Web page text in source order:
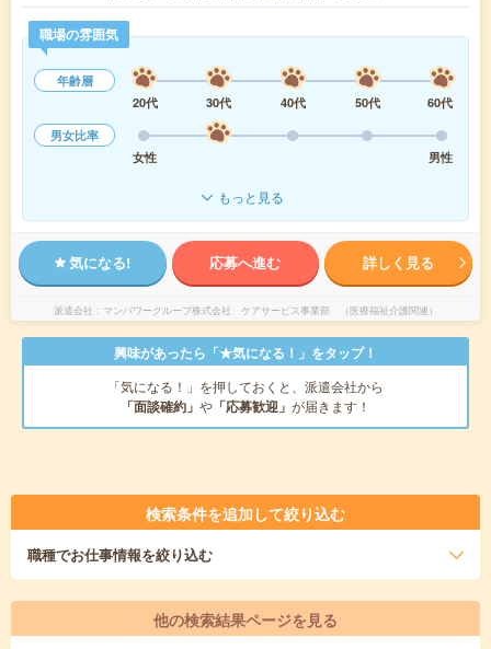
職場の雰囲気
年齢層
20代
30代 40代 50代
60代
男女比率
女性
男性
もっと見る
気になる! 応募へ進む 詳しく見る
派遣会社 マンパワーグループ株式会社 ケアサービス事業部 （医療福祉介護関連）
興味があったら「★気になる！」をタップ！
「気になる！」を押しておくと、派遣会社から
「面談確約」 や 「応募歓迎」 が届きます！
検索条件を追加して絞り込む
職種でお仕事情報を絞り込む
他の検索結果ページを見る